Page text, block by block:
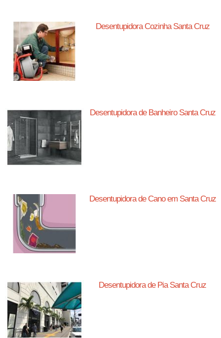
Desentupidora Cozinha Santa Cruz
Desentupidora de Banheiro Santa Cruz
Desentupidora de Cano em Santa Cruz
Desentupidora de Pia Santa Cruz